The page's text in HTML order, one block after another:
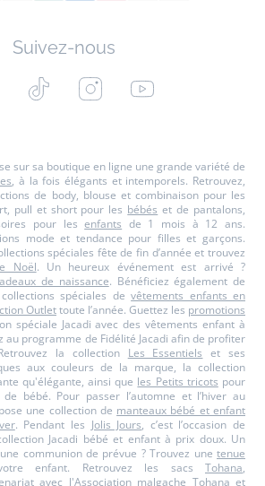
Suivez-nous
Tiktok InstagramYoutube
sur sa boutique en ligne une grande variété de
, à la fois élégants et intemporels. Retrouvez,
de body, blouse et combinaison pour les
pull et short pour les bébés et de pantalons,
pour lesenfants de 1 mois à 12 ans.
mode et tendance pour filles et garçons.
spéciales fête de fin d’année et trouvez
Noël. Un heureux événement est arrivé ?
de naissance. Bénéficiez également de
spéciales devêtements enfants en
Outlettoute l’année. Guettez les promotions
spéciale Jacadi avec des vêtements enfant à
au programme de Fidélité Jacadi afin de profiter
la collection Les Essentiels et ses
aux couleurs de la marque, la collection
qu'élégante, ainsi que les Petits tricots pour
bébé. Pour passer l’automne et l’hiver au
une collection de manteaux bébé et enfant
. Pendant les Jolis Jours, c’est l’occasion de
Jacadi bébé et enfant à prix doux. Un
communion de prévue ? Trouvez une tenue
enfant. Retrouvez les sacsTohana,
avec l'Association malgache Tohana et